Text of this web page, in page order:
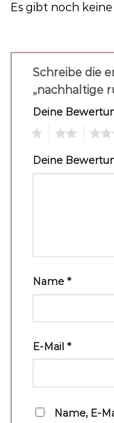
Es gibt noch
Schreibe die
„nachhaltige
Deine
Deine
Name *
E-Mail *
Name, E-